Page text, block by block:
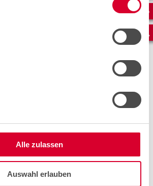
Alle zulassen
Auswahl erlauben
viboo è stato ultimato a fine 2023.
uffici a Winterthur il team di tecnici
sensori per il monitoraggio del CO2,
piattaforma backend.